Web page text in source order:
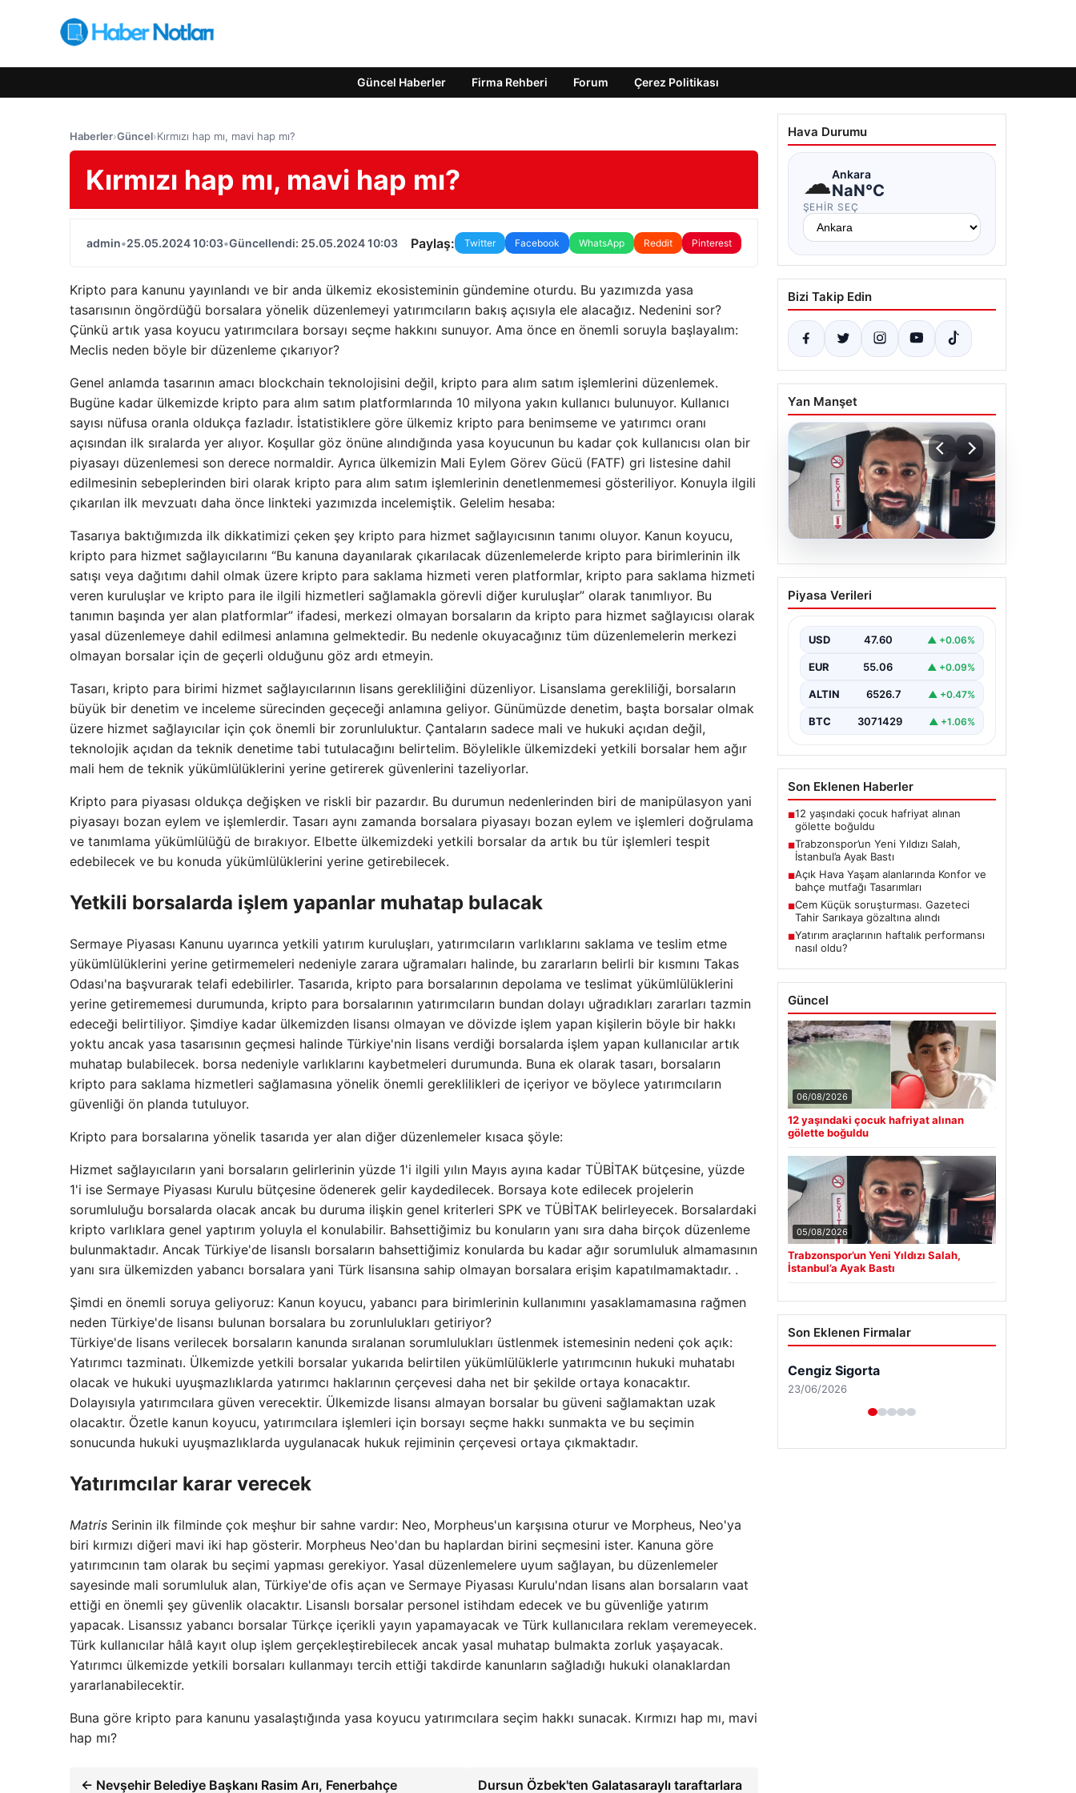
Güncel Haberler Firma Rehberi Forum Çerez Politikası
Haberler›Güncel›Kırmızı hap mı, mavi hap mı?
Kırmızı hap mı, mavi hap mı?
admin•25.05.2024 10:03•Güncellendi: 25.05.2024 10:03 Paylaş: Twitter Facebook WhatsApp Reddit Pinterest
Kripto para kanunu yayınlandı ve bir anda ülkemiz ekosisteminin gündemine oturdu. Bu yazımızda yasa
tasarısının öngördüğü borsalara yönelik düzenlemeyi yatırımcıların bakış açısıyla ele alacağız. Nedenini sor?
Çünkü artık yasa koyucu yatırımcılara borsayı seçme hakkını sunuyor. Ama önce en önemli soruyla başlayalım:
Meclis neden böyle bir düzenleme çıkarıyor?
Genel anlamda tasarının amacı blockchain teknolojisini değil, kripto para alım satım işlemlerini düzenlemek.
Bugüne kadar ülkemizde kripto para alım satım platformlarında 10 milyona yakın kullanıcı bulunuyor. Kullanıcı
sayısı nüfusa oranla oldukça fazladır. İstatistiklere göre ülkemiz kripto para benimseme ve yatırımcı oranı
açısından ilk sıralarda yer alıyor. Koşullar göz önüne alındığında yasa koyucunun bu kadar çok kullanıcısı olan bir
piyasayı düzenlemesi son derece normaldir. Ayrıca ülkemizin Mali Eylem Görev Gücü (FATF) gri listesine dahil
edilmesinin sebeplerinden biri olarak kripto para alım satım işlemlerinin denetlenmemesi gösteriliyor. Konuyla ilgili
çıkarılan ilk mevzuatı daha önce linkteki yazımızda incelemiştik. Gelelim hesaba:
Tasarıya baktığımızda ilk dikkatimizi çeken şey kripto para hizmet sağlayıcısının tanımı oluyor. Kanun koyucu,
kripto para hizmet sağlayıcılarını “Bu kanuna dayanılarak çıkarılacak düzenlemelerde kripto para birimlerinin ilk
satışı veya dağıtımı dahil olmak üzere kripto para saklama hizmeti veren platformlar, kripto para saklama hizmeti
veren kuruluşlar ve kripto para ile ilgili hizmetleri sağlamakla görevli diğer kuruluşlar” olarak tanımlıyor. Bu
tanımın başında yer alan platformlar” ifadesi, merkezi olmayan borsaların da kripto para hizmet sağlayıcısı olarak
yasal düzenlemeye dahil edilmesi anlamına gelmektedir. Bu nedenle okuyacağınız tüm düzenlemelerin merkezi
olmayan borsalar için de geçerli olduğunu göz ardı etmeyin.
Tasarı, kripto para birimi hizmet sağlayıcılarının lisans gerekliliğini düzenliyor. Lisanslama gerekliliği, borsaların
büyük bir denetim ve inceleme sürecinden geçeceği anlamına geliyor. Günümüzde denetim, başta borsalar olmak
üzere hizmet sağlayıcılar için çok önemli bir zorunluluktur. Çantaların sadece mali ve hukuki açıdan değil,
teknolojik açıdan da teknik denetime tabi tutulacağını belirtelim. Böylelikle ülkemizdeki yetkili borsalar hem ağır
mali hem de teknik yükümlülüklerini yerine getirerek güvenlerini tazeliyorlar.
Kripto para piyasası oldukça değişken ve riskli bir pazardır. Bu durumun nedenlerinden biri de manipülasyon yani
piyasayı bozan eylem ve işlemlerdir. Tasarı aynı zamanda borsalara piyasayı bozan eylem ve işlemleri doğrulama
ve tanımlama yükümlülüğü de bırakıyor. Elbette ülkemizdeki yetkili borsalar da artık bu tür işlemleri tespit
edebilecek ve bu konuda yükümlülüklerini yerine getirebilecek.
Yetkili borsalarda işlem yapanlar muhatap bulacak
Sermaye Piyasası Kanunu uyarınca yetkili yatırım kuruluşları, yatırımcıların varlıklarını saklama ve teslim etme
yükümlülüklerini yerine getirmemeleri nedeniyle zarara uğramaları halinde, bu zararların belirli bir kısmını Takas
Odası'na başvurarak telafi edebilirler. Tasarıda, kripto para borsalarının depolama ve teslimat yükümlülüklerini
yerine getirememesi durumunda, kripto para borsalarının yatırımcıların bundan dolayı uğradıkları zararları tazmin
edeceği belirtiliyor. Şimdiye kadar ülkemizden lisansı olmayan ve dövizde işlem yapan kişilerin böyle bir hakkı
yoktu ancak yasa tasarısının geçmesi halinde Türkiye'nin lisans verdiği borsalarda işlem yapan kullanıcılar artık
muhatap bulabilecek. borsa nedeniyle varlıklarını kaybetmeleri durumunda. Buna ek olarak tasarı, borsaların
kripto para saklama hizmetleri sağlamasına yönelik önemli gereklilikleri de içeriyor ve böylece yatırımcıların
güvenliği ön planda tutuluyor.
Kripto para borsalarına yönelik tasarıda yer alan diğer düzenlemeler kısaca şöyle:
Hizmet sağlayıcıların yani borsaların gelirlerinin yüzde 1'i ilgili yılın Mayıs ayına kadar TÜBİTAK bütçesine, yüzde
1'i ise Sermaye Piyasası Kurulu bütçesine ödenerek gelir kaydedilecek. Borsaya kote edilecek projelerin
sorumluluğu borsalarda olacak ancak bu duruma ilişkin genel kriterleri SPK ve TÜBİTAK belirleyecek. Borsalardaki
kripto varlıklara genel yaptırım yoluyla el konulabilir. Bahsettiğimiz bu konuların yanı sıra daha birçok düzenleme
bulunmaktadır. Ancak Türkiye'de lisanslı borsaların bahsettiğimiz konularda bu kadar ağır sorumluluk almamasının
yanı sıra ülkemizden yabancı borsalara yani Türk lisansına sahip olmayan borsalara erişim kapatılmamaktadır. .
Şimdi en önemli soruya geliyoruz: Kanun koyucu, yabancı para birimlerinin kullanımını yasaklamamasına rağmen
neden Türkiye'de lisansı bulunan borsalara bu zorunlulukları getiriyor?
Türkiye'de lisans verilecek borsaların kanunda sıralanan sorumlulukları üstlenmek istemesinin nedeni çok açık:
Yatırımcı tazminatı. Ülkemizde yetkili borsalar yukarıda belirtilen yükümlülüklerle yatırımcının hukuki muhatabı
olacak ve hukuki uyuşmazlıklarda yatırımcı haklarının çerçevesi daha net bir şekilde ortaya konacaktır.
Dolayısıyla yatırımcılara güven verecektir. Ülkemizde lisansı almayan borsalar bu güveni sağlamaktan uzak
olacaktır. Özetle kanun koyucu, yatırımcılara işlemleri için borsayı seçme hakkı sunmakta ve bu seçimin
sonucunda hukuki uyuşmazlıklarda uygulanacak hukuk rejiminin çerçevesi ortaya çıkmaktadır.
Yatırımcılar karar verecek
Matris Serinin ilk filminde çok meşhur bir sahne vardır: Neo, Morpheus'un karşısına oturur ve Morpheus, Neo'ya
biri kırmızı diğeri mavi iki hap gösterir. Morpheus Neo'dan bu haplardan birini seçmesini ister. Kanuna göre
yatırımcının tam olarak bu seçimi yapması gerekiyor. Yasal düzenlemelere uyum sağlayan, bu düzenlemeler
sayesinde mali sorumluluk alan, Türkiye'de ofis açan ve Sermaye Piyasası Kurulu'ndan lisans alan borsaların vaat
ettiği en önemli şey güvenlik olacaktır. Lisanslı borsalar personel istihdam edecek ve bu güvenliğe yatırım
yapacak. Lisanssız yabancı borsalar Türkçe içerikli yayın yapamayacak ve Türk kullanıcılara reklam veremeyecek.
Türk kullanıcılar hâlâ kayıt olup işlem gerçekleştirebilecek ancak yasal muhatap bulmakta zorluk yaşayacak.
Yatırımcı ülkemizde yetkili borsaları kullanmayı tercih ettiği takdirde kanunların sağladığı hukuki olanaklardan
yararlanabilecektir.
Buna göre kripto para kanunu yasalaştığında yasa koyucu yatırımcılara seçim hakkı sunacak. Kırmızı hap mı, mavi
hap mı?
← Nevşehir Belediye Başkanı Rasim Arı, Fenerbahçe
Dursun Özbek'ten Galatasaraylı taraftarlara
Hava Durumu
☁Ankara
NaN°C
ŞEHIR SEÇ
Bizi Takip Edin
Yan Manşet
05.08.2026
Trabzonspor’un Yeni
Yıldızı Salah, İstanbul’a
Trabzonspor’un merakla beklenen
iniş yaptı. Havalimanında basın
Piyasa Verileri
USD 47.60 ▲ +0.06%
EUR 55.06 ▲ +0.09%
ALTIN 6526.7 ▲ +0.47%
BTC 3071429 ▲ +1.06%
Son Eklenen Haberler
■12 yaşındaki çocuk hafriyat alınan
gölette boğuldu
■Trabzonspor’un Yeni Yıldızı Salah,
İstanbul’a Ayak Bastı
■Açık Hava Yaşam alanlarında Konfor ve
bahçe mutfağı Tasarımları
■Cem Küçük soruşturması. Gazeteci
Tahir Sarıkaya gözaltına alındı
■Yatırım araçlarının haftalık performansı
nasıl oldu?
Güncel
06/08/2026
12 yaşındaki çocuk hafriyat alınan
gölette boğuldu
05/08/2026
Trabzonspor’un Yeni Yıldızı Salah,
İstanbul’a Ayak Bastı
Son Eklenen Firmalar